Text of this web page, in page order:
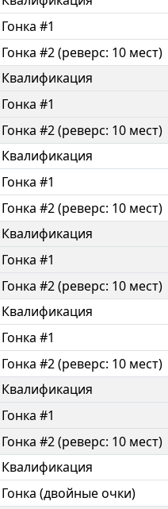
Гонка #1
Гонка #2 (реверс: 10 мест)
Квалификация
Гонка #1
Гонка #2 (реверс: 10 мест)
Квалификация
Гонка #1
Гонка #2 (реверс: 10 мест)
Квалификация
Гонка #1
Гонка #2 (реверс: 10 мест)
Квалификация
Гонка #1
Гонка #2 (реверс: 10 мест)
Квалификация
Гонка #1
Гонка #2 (реверс: 10 мест)
Квалификация
Гонка (двойные очки)